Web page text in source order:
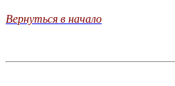
Вернуться в начало